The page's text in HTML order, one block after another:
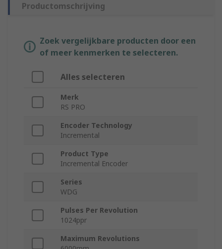
Productomschrijving
Zoek vergelijkbare producten door een
of meer kenmerken te selecteren.
Alles selecteren
Merk
RS PRO
Encoder Technology
Incremental
Product Type
Incremental Encoder
Series
WDG
Pulses Per Revolution
1024ppr
Maximum Revolutions